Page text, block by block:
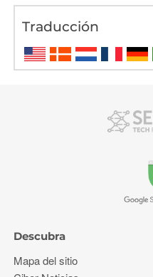
Traducción
Descubra
Mapa del sitio